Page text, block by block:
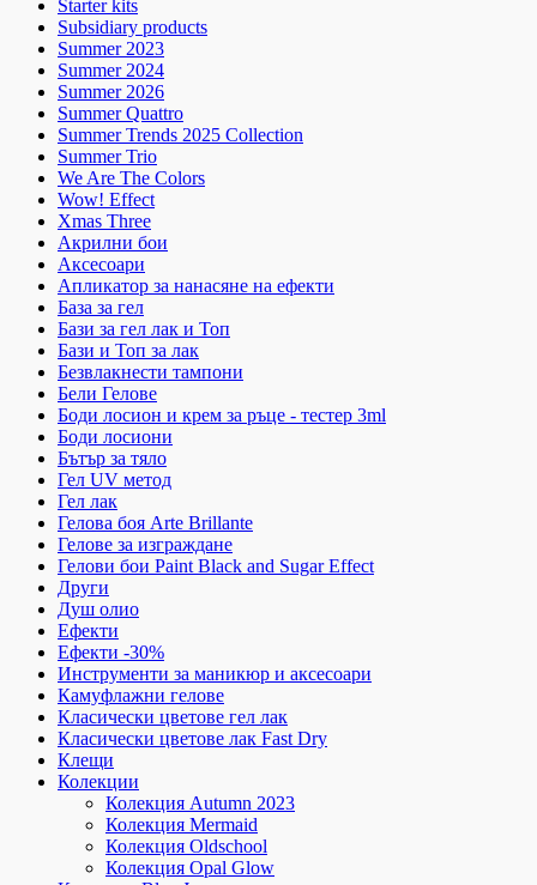
Starter kits
Subsidiary products
Summer 2023
Summer 2024
Summer 2026
Summer Quattro
Summer Trends 2025 Collection
Summer Trio
We Are The Colors
Wow! Effect
Xmas Three
Акрилни бои
Аксесоари
Апликатор за нанасяне на ефекти
База за гел
Бази за гел лак и Топ
Бази и Топ за лак
Безвлакнести тампони
Бели Гелове
Боди лосион и крем за ръце - тестер 3ml
Боди лосиони
Бътър за тяло
Гел UV метод
Гел лак
Гелова боя Arte Brillante
Гелове за изграждане
Гелови бои Paint Black and Sugar Effect
Други
Душ олио
Ефекти
Ефекти -30%
Инструменти за маникюр и аксесоари
Камуфлажни гелове
Класически цветове гел лак
Класически цветове лак Fast Dry
Клещи
Колекции
Колекция Autumn 2023
Колекция Mermaid
Колекция Oldschool
Колекция Opal Glow